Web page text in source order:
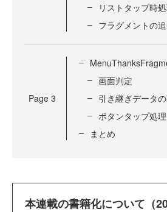
リストタップ時
フラグメントの
Page 3
画面判定
引き継ぎデータ
ボタンタップ処理
まとめ
本連載の書籍化について（